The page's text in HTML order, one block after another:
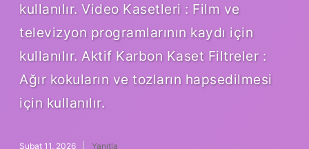
kullanılır. Video Kasetleri : Film ve
televizyon programlarının kaydı için
kullanılır. Aktif Karbon Kaset Filtreler :
Ağır kokuların ve tozların hapsedilmesi
için kullanılır.
Şubat 11, 2026 Yanıtla